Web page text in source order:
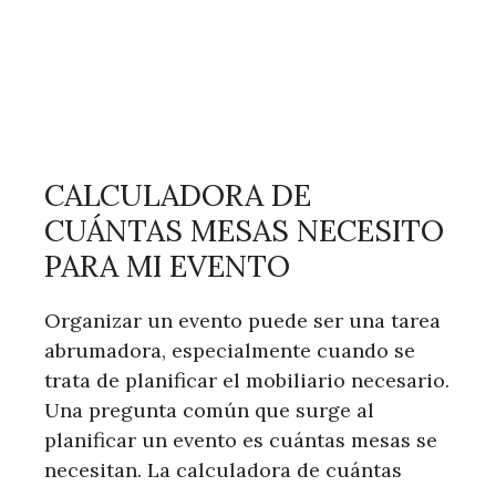
CALCULADORA DE
CUÁNTAS MESAS NECESITO
PARA MI EVENTO
Organizar un evento puede ser una tarea
abrumadora, especialmente cuando se
trata de planificar el mobiliario necesario.
Una pregunta común que surge al
planificar un evento es cuántas mesas se
necesitan. La calculadora de cuántas